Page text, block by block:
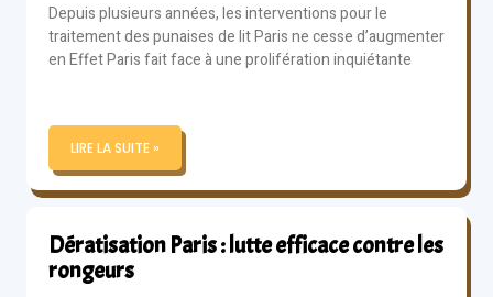
Depuis plusieurs années, les interventions pour le
traitement des punaises de lit Paris ne cesse d’augmenter
en Effet Paris fait face à une prolifération inquiétante
LIRE LA SUITE »
Dératisation Paris : lutte efficace contre les
rongeurs